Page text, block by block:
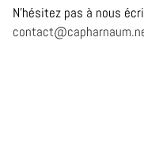
N’hésitez pas à nous